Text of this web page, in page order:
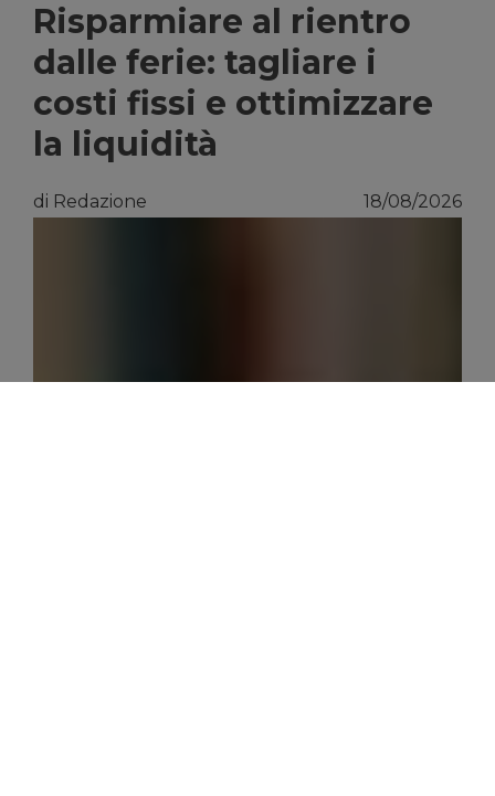
Risparmiare al rientro
dalle ferie: tagliare i
costi fissi e ottimizzare
la liquidità
di Redazione 18/08/2026